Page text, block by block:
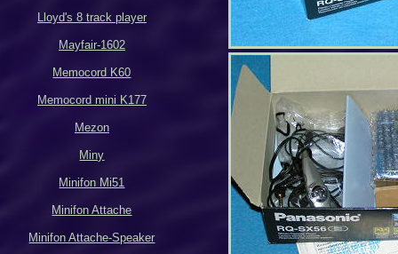
Lloyd's 8 track player
Mayfair-1602
Memocord K60
Memocord mini K177
Mezon
Miny
Minifon Mi51
Minifon Attache
Minifon Attache-Speaker